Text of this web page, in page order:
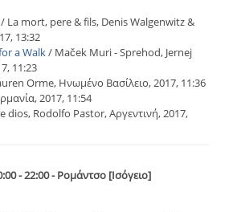
/ La mort, pere & fils, Denis Walgenwitz &
13:32
a Walk/ Maček Muri - Sprehod, Jernej
11:23
Orme, Ηνωμένο Βασίλειο, 2017, 11:36
2017, 11:54
dios, Rodolfo Pastor, Αργεντινή, 2017,
- 22:00 - Ρομάντσο [Ισόγειο]